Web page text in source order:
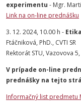
experimentu - Mgr.
Link na on-line prednášku
3. 12. 2024, 10.00 h -
Ftáčniková, PhD., CVTI SR
Rektorát STU, Vazovova
V prípade on-line
prednášky na tejto
Informačný list predmetu